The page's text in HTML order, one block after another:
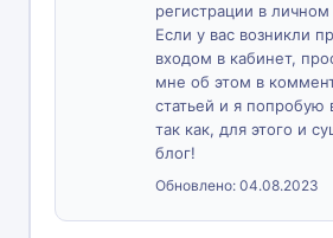
регистрации в
Если у вас возникли
входом в кабинет,
мне об этом в
статьей и я попробую
так как, для этого и
блог!
Обновлено: 04.08.2023